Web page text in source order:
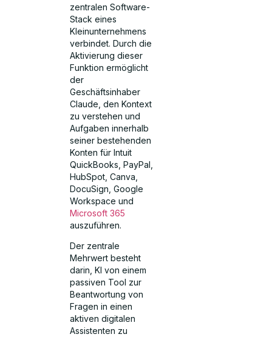
zentralen Software-
Stack eines
Kleinunternehmens
verbindet. Durch die
Aktivierung dieser
Funktion ermöglicht
der
Geschäftsinhaber
Claude, den Kontext
zu verstehen und
Aufgaben innerhalb
seiner bestehenden
Konten für Intuit
QuickBooks, PayPal,
HubSpot, Canva,
DocuSign, Google
Workspace und
Microsoft 365
auszuführen.
Der zentrale
Mehrwert besteht
darin, KI von einem
passiven Tool zur
Beantwortung von
Fragen in einen
aktiven digitalen
Assistenten zu